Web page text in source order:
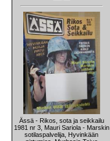
Ässä - Rikos, sota ja seikkailu
1981 nr 3, Mauri Sariola - Marskin
sotilaspalvelija, Hyvinkään